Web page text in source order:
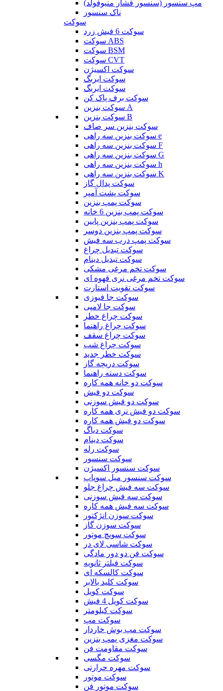
مپ سنسور (سنسور فشار منیوفولد)
ناک سنسور
سوکت
سوکت 6 فیش زرد
سوکت ABS
سوکت BSM
سوکت CVT
سوکت اکسیژن
سوکت ایربگ
سوکت ایربگ
سوکت برف پاک کن
سوکت بنزین A
سوکت بنزین B
سوکت بنزین سر صاف
سوکت بنزین سه راهی e
سوکت بنزین سه راهی F
سوکت بنزین سه راهی G
سوکت بنزین سه راهی h
سوکت بنزین سه راهی K
سوکت پدال گاز
سوکت پشت آمپر
سوکت پمپ بنزین
سوکت پمپ بنزین 6 خانه
سوکت پمپ بنزین پایین
سوکت پمپ بنزین دوسر
سوکت پمپ درب سه فیش
سوکت تبدیل چراغ
سوکت تبدیل دینام
سوکت تخم مرغی مشکی
سوکت تخم مرغی نری قهوه ای
سوکت تقویت استارت
سوکت جا فیوزی
سوکت جا لامپی
سوکت چراغ خطر
سوکت چراغ راهنما
سوکت چراغ سقف
سوکت چراغ شب
سوکت خطر جدید
سوکت دریچه گاز
سوکت دسته راهنما
سوکت دو خانه همه کاره
سوکت دو فیش
سوکت دو فیش سوزنی
سوکت دو فیش نری همه کاره
سوکت دو فیش همه کاره
سوکت دیاگ
سوکت دینام
سوکت رله
سوکت سنسور
سوکت سنسور اکسیژن
سوکت سنسور میل سوپاپ
سوکت سه فیش چراغ جلو
سوکت سه فیش سوزنی
سوکت سه فیش همه کاره
سوکت سوزن انژکتور
سوکت سوزن گاز
سوکت سویچ موتور
سوکت شاسی لای در
سوکت فن دو دور مادگی
سوکت فیلتر ثانویه
سوکت کالسکه ای
سوکت کلید بالابر
سوکت کویل
سوکت کویل 4 فیش
سوکت کیلومتر
سوکت مپ
سوکت مپ بوش خاردار
سوکت مغزی پمپ بنزین
سوکت مقاومت فن
سوکت مگسی
سوکت مهره حرارتی
سوکت موتور
سوکت موتور فن